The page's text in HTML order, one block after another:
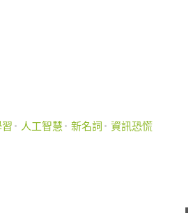
人工智慧 新名詞 資訊恐慌